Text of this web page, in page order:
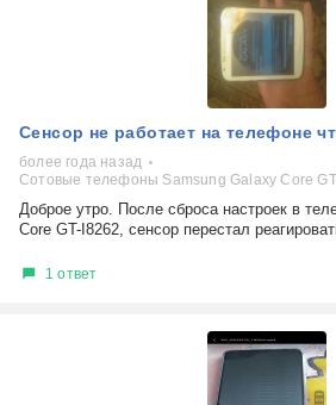
Сенсор не работает на телефоне
более года назад
Сотовые телефоны Samsung Galaxy Core
Доброе утро. После сброса настроек в
Core GT-I8262, сенсор перестал
1 ответ